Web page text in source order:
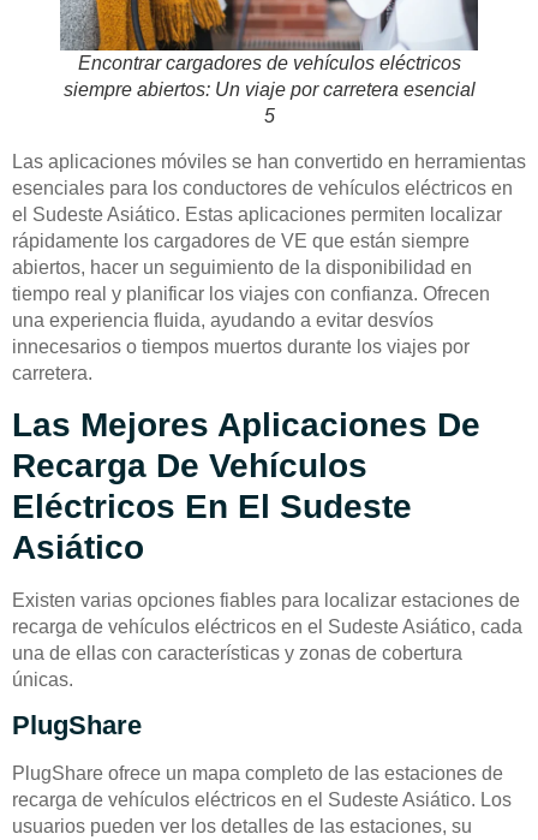
Encontrar cargadores de vehículos eléctricos
siempre abiertos: Un viaje por carretera esencial
5
Las aplicaciones móviles se han convertido en herramientas
esenciales para los conductores de vehículos eléctricos en
el Sudeste Asiático. Estas aplicaciones permiten localizar
rápidamente los cargadores de VE que están siempre
abiertos, hacer un seguimiento de la disponibilidad en
tiempo real y planificar los viajes con confianza. Ofrecen
una experiencia fluida, ayudando a evitar desvíos
innecesarios o tiempos muertos durante los viajes por
carretera.
Las Mejores Aplicaciones De
Recarga De Vehículos
Eléctricos En El Sudeste
Asiático
Existen varias opciones fiables para localizar estaciones de
recarga de vehículos eléctricos en el Sudeste Asiático, cada
una de ellas con características y zonas de cobertura
únicas.
PlugShare
PlugShare ofrece un mapa completo de las estaciones de
recarga de vehículos eléctricos en el Sudeste Asiático. Los
usuarios pueden ver los detalles de las estaciones, su